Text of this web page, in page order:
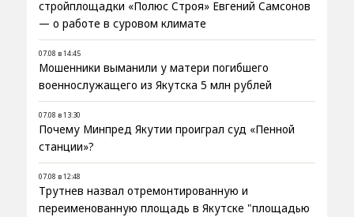
стройплощадки «Полюс Строя» Евгений Самсонов
— о работе в суровом климате
07.08 в 14:45
Мошенники выманили у матери погибшего
военнослужащего из Якутска 5 млн рублей
07.08 в 13:30
Почему Минпред Якутии проиграл суд «Пенной
станции»?
07.08 в 12:48
Трутнев назвал отремонтированную и
переименованную площадь в Якутске "площадью